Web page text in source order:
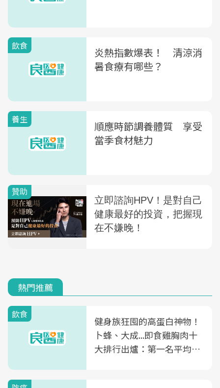
飲食
炎熱指數爆表！ 清涼消
暑食療有哪些？
養生
順應時節調養體質 享受
當季食材魅力
熱門推薦
飲食
健身族狂囤的高蛋白神物！
卜蜂、大成...即食雞胸肉十
大排行出爐：第一名平均一